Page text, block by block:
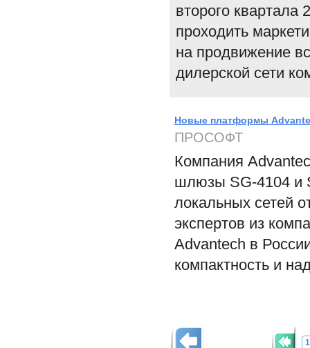
второго квартала
проходить
на продвижение
дилерской сети
Новые платформы
ПРОСОФТ
Компания
шлюзы SG-4104 и
локальных сетей
экспертов из
Advantech в
компактность и